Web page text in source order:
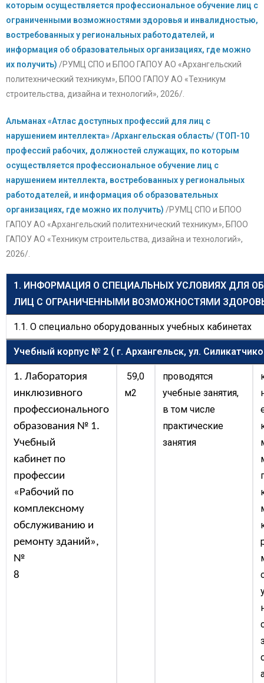
которым осуществляется профессиональное обучение лиц с
ограниченными возможностями здоровья и инвалидностью,
востребованных у региональных работодателей, и
информация об образовательных организациях, где можно
их получить) /РУМЦ СПО и БПОО ГАПОУ АО «Архангельский
политехнический техникум», БПОО ГАПОУ АО «Техникум
строительства, дизайна и технологий», 2026/.
Альманах «Атлас доступных профессий для лиц с
нарушением интеллекта» /Архангельская область/ (ТОП-10
профессий рабочих, должностей служащих, по которым
осуществляется профессиональное обучение лиц с
нарушением интеллекта, востребованных у региональных
работодателей, и информация об образовательных
организациях, где можно их получить) /РУМЦ СПО и БПОО
ГАПОУ АО «Архангельский политехнический техникум», БПОО
ГАПОУ АО «Техникум строительства, дизайна и технологий»,
2026/.
1. ИНФОРМАЦИЯ О СПЕЦИАЛЬНЫХ УСЛОВИЯХ ДЛЯ
ЛИЦ С ОГРАНИЧЕННЫМИ ВОЗМОЖНОСТЯМИ
1.1. О специально оборудованных учебных кабинетах
Учебный корпус № 2 ( г. Архангельск, ул.
1. Лаборатория
инклюзивного
профессионального
образования № 1.
Учебный
кабинет по
профессии
«Рабочий по
комплексному
обслуживанию и
ремонту зданий»,
№
8
59,0
м2
проводятся
учебные занятия,
в том числе
практические
занятия